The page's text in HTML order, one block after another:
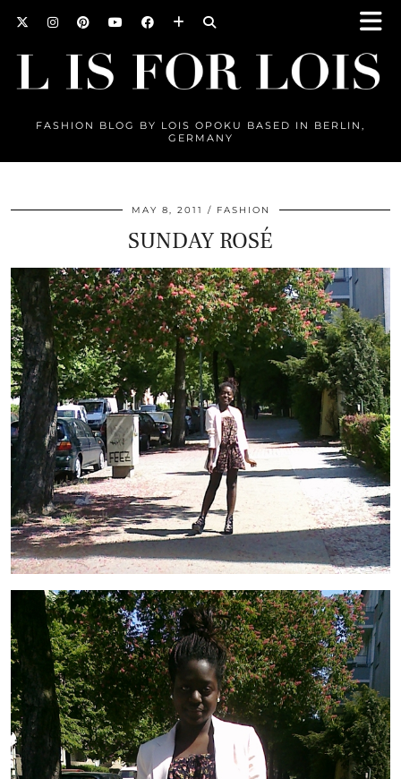
FASHION BLOG BY LOIS OPOKU BASED IN BERLIN,
GERMANY
MAY 8, 2011 FASHION
SUNDAY ROSÉ